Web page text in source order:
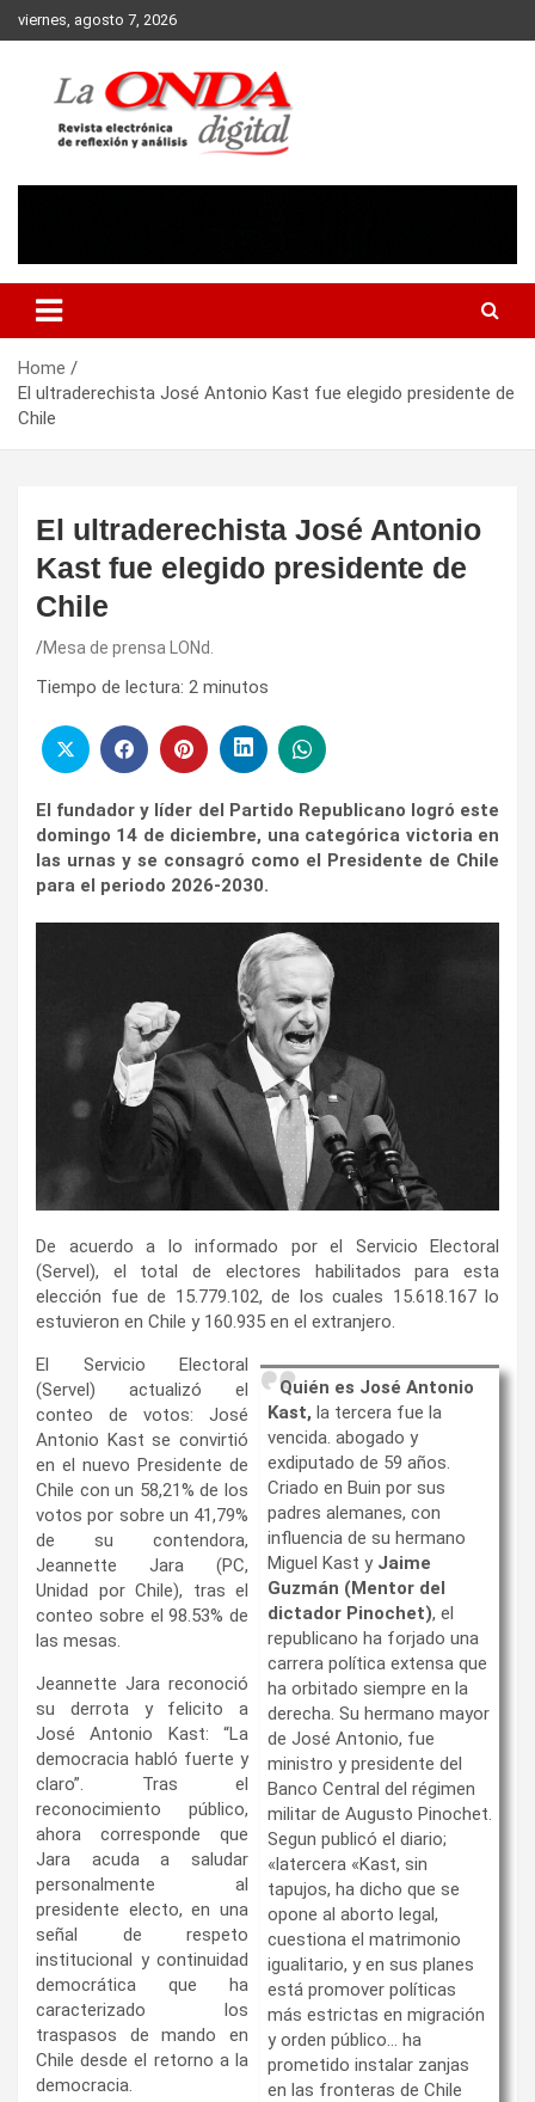
Skip
to
viernes, agosto 7, 2026
Home
El ultraderechista José Antonio Kast fue elegido presidente de
Chile
El ultraderechista José Antonio
Kast fue elegido presidente de
Chile
Mesa de prensa LONd.
Tiempo de lectura: 2 minutos
El fundador y líder del Partido Republicano logró este
domingo 14 de diciembre, una categórica victoria en
las urnas y se consagró como el Presidente de Chile
para el periodo 2026-2030.
De acuerdo a lo informado por el Servicio Electoral
(Servel), el total de electores habilitados para esta
elección fue de 15.779.102, de los cuales 15.618.167 lo
estuvieron en Chile y 160.935 en el extranjero.
Quién es José Antonio
Kast, la tercera fue la
vencida. abogado y
exdiputado de 59 años.
Criado en Buin por sus
padres alemanes, con
influencia de su hermano
Miguel Kast y Jaime
Guzmán (Mentor del
dictador Pinochet), el
republicano ha forjado una
carrera política extensa que
ha orbitado siempre en la
derecha. Su hermano mayor
de José Antonio, fue
ministro y presidente del
Banco Central del régimen
militar de Augusto Pinochet.
Segun publicó el diario;
«latercera «Kast, sin
tapujos, ha dicho que se
opone al aborto legal,
cuestiona el matrimonio
igualitario, y en sus planes
está promover políticas
más estrictas en migración
y orden público… ha
prometido instalar zanjas
en las fronteras de Chile
El Servicio Electoral
(Servel) actualizó el
conteo de votos: José
Antonio Kast se convirtió
en el nuevo Presidente de
Chile con un 58,21% de los
votos por sobre un 41,79%
de su contendora,
Jeannette Jara (PC,
Unidad por Chile), tras el
conteo sobre el 98.53% de
las mesas.
Jeannette Jara reconoció
su derrota y felicito a
José Antonio Kast: “La
democracia habló fuerte y
claro”. Tras el
reconocimiento público,
ahora corresponde que
Jara acuda a saludar
personalmente al
presidente electo, en una
señal de respeto
institucional y continuidad
democrática que ha
caracterizado los
traspasos de mando en
Chile desde el retorno a la
democracia.